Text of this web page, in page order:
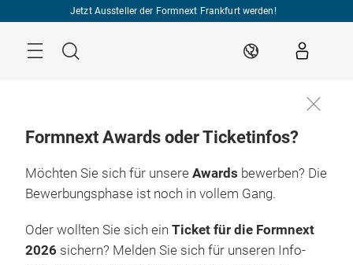
Jetzt Aussteller der Formnext Frankfurt werden!
Suche DE
Formnext Awards oder Ticketinfos?
Möchten Sie sich für unsere Awards bewerben? Die
Bewerbungsphase ist noch in vollem Gang.
Oder wollten Sie sich ein Ticket für die Formnext
2026 sichern? Melden Sie sich für unseren Info-